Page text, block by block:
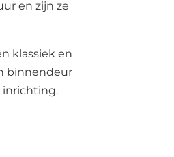
en zijn ze
klassiek en
binnendeur
inrichting.